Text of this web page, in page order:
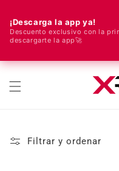
¡Descarga la app ya!
Descuento exclusivo con la
descargarte la app🚀
🌍 ¡Enviamos
Filtrar y ordenar